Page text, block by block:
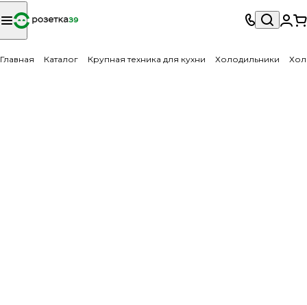
Главная Каталог Крупная техника для кухни Холодильники